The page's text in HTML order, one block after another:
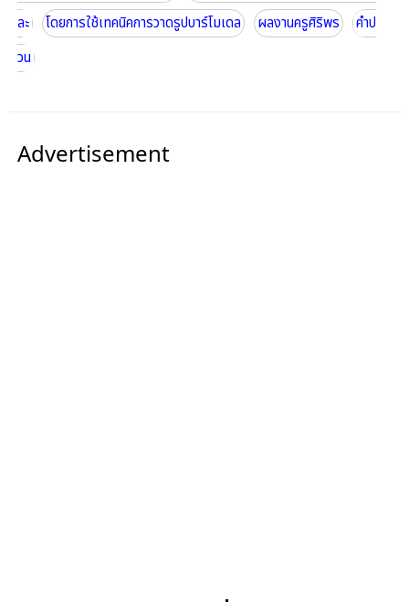
ละ
โดยการใช้เทคนิคการวาดรูปบาร์โมเดล ผลงานครูศิริพร
คำป
วน
Advertisement